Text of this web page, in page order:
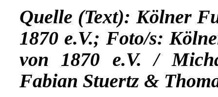
Quelle (Text): Kölner
1870 e.V.; Foto/s:
von 1870 e.V. /
Fabian Stuertz &